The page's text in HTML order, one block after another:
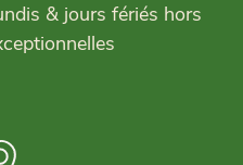
& jours fériés hors